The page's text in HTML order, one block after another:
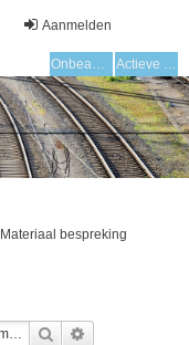
Aanmelden
Onbeantwoorde onderwerpen Actieve onderwerpen
Materiaal bespreking
Zoek